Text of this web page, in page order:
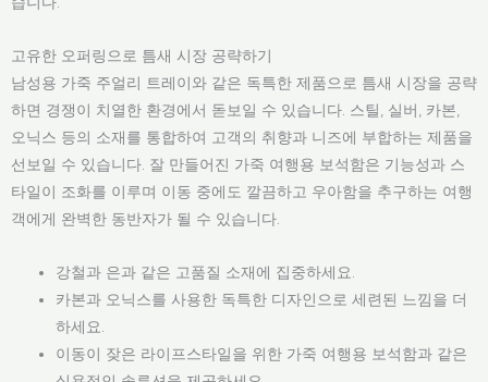
고유한 오퍼링으로 틈새 시장 공략하기
남성용 가죽 주얼리 트레이와 같은 독특한 제품으로 틈새 시장을 공략
하면 경쟁이 치열한 환경에서 돋보일 수 있습니다. 스틸, 실버, 카본,
오닉스 등의 소재를 통합하여 고객의 취향과 니즈에 부합하는 제품을
선보일 수 있습니다. 잘 만들어진 가죽 여행용 보석함은 기능성과 스
타일이 조화를 이루며 이동 중에도 깔끔하고 우아함을 추구하는 여행
객에게 완벽한 동반자가 될 수 있습니다.
강철과 은과 같은 고품질 소재에 집중하세요.
카본과 오닉스를 사용한 독특한 디자인으로 세련된 느낌을 더
하세요.
이동이 잦은 라이프스타일을 위한 가죽 여행용 보석함과 같은